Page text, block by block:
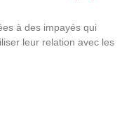
à des impayés qui
leur relation avec les